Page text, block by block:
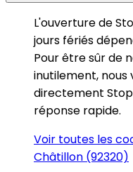
L'ouverture de
jours fériés
Pour être sûr de
inutilement, nous
directement
réponse rapide.
Voir toutes les
Châtillon (92320)